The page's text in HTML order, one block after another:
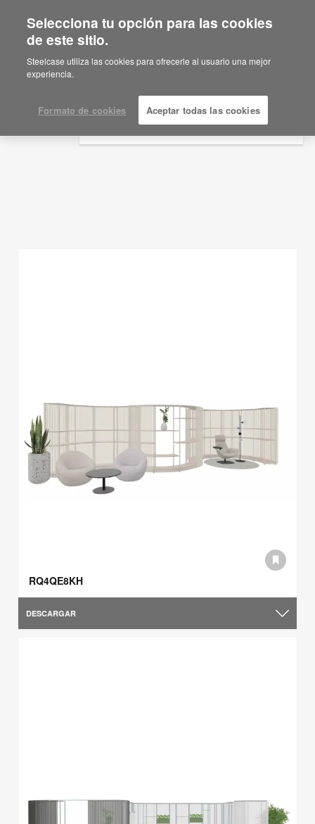
Are you in United States?
Would you like to see Products we sell in
your region?
English
Español
Ideas de planificación
RQ4QE8KH
DESCARGAR
Selecciona tu opción para las cookies
de este sitio.
Steelcase utiliza las cookies para ofrecerle al usuario una mejor
experiencia.
Formato de cookies Aceptar todas las cookies